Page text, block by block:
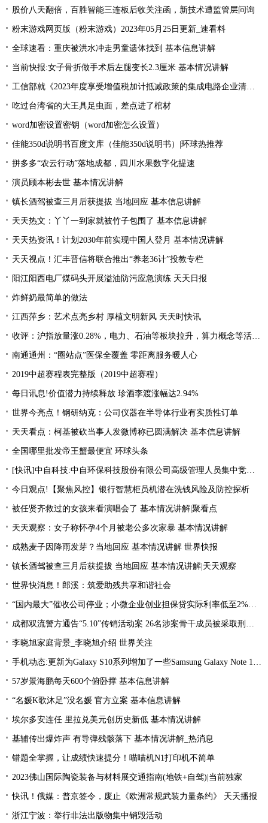
股价八天翻倍，百胜智能三连板后收关注函，新技术遭监管层问询
粉末游戏网页版（粉末游戏）2023年05月25日更新_速看料
全球速看：重庆被洪水冲走男童遗体找到 基本信息讲解
当前快报:女子骨折做手术后左腿变长2.3厘米 基本情况讲解
工信部就《2023年度享受增值税加计抵减政策的集成电路企业清单制定工作有关要求》征求意见
吃过台湾省的大王具足虫面，差点进了棺材
word加密设置密钥（word加密怎么设置）
佳能350d说明书百度文库（佳能350d说明书）|环球热推荐
拼多多“农云行动”落地成都，四川水果数字化提速
演员顾本彬去世 基本情况讲解
镇长酒驾被查三月后获提拔 当地回应 基本信息讲解
天天热文：丫丫一到家就被竹子包围了 基本信息讲解
天天热资讯！计划2030年前实现中国人登月 基本情况讲解
天天视点！汇丰晋信将联合推出“养老36计”投教专栏
阳江阳西电厂煤码头开展溢油防污应急演练 天天日报
炸鲜奶最简单的做法
江西萍乡：艺术点亮乡村 厚植文明新风 天天时快讯
收评：沪指放量涨0.28%，电力、石油等板块拉升，算力概念等活跃 每日关注
南通通州：“圈站点”医保全覆盖 零距离服务暖人心
2019中超赛程表完整版（2019中超赛程）
每日讯息!价值潜力持续释放 珍酒李渡涨幅达2.94%
世界今亮点！钢研纳克：公司仪器在半导体行业有实质性订单
天天看点：柯基被砍当事人发微博称已圆满解决 基本信息讲解
全国哪里批发帝王蟹最便宜 环球头条
[快讯]中自科技:中自环保科技股份有限公司高级管理人员集中竞价减持股份进展|观焦点
今日观点!【聚焦风控】银行智慧柜员机潜在洗钱风险及防控探析
被任贤齐救过的女孩来看演唱会了 基本情况讲解|聚看点
天天观察：女子称怀孕4个月被老公多次家暴 基本情况讲解
成熟麦子因降雨发芽？当地回应 基本情况讲解 世界快报
镇长酒驾被查三月后获提拔 当地回应 基本情况讲解|天天观察
世界快消息！郎溪：筑爱助残共享和谐社会
“国内最大”催收公司停业；小微企业创业担保贷实际利率低至2%左右；趣店、爱财注销小贷牌照丨21消费金融参考-当前看点
成都双流警方通告“5.10”传销活动案 26名涉案骨干成员被采取刑事强制措施 环球热文
李晓旭家庭背景_李晓旭介绍 世界关注
手机动态:更新为Galaxy S10系列增加了一些Samsung Galaxy Note 10功能|环球消息
57岁景海鹏每天600个俯卧撑 基本信息讲解
“名媛K歌沐足”没名媛 官方立案 基本信息讲解
埃尔多安连任 里拉兑美元创历史新低 基本情况讲解
基辅传出爆炸声 有导弹残骸落下 基本情况讲解_热消息
错题全掌握，让成绩快速提分！喵喵机N1打印机不简单
2023佛山国际陶瓷装备与材料展交通指南(地铁+自驾)|当前独家
快讯！俄媒：普京签令，废止《欧洲常规武装力量条约》 天天播报
浙江宁波：举行非法出版物集中销毁活动